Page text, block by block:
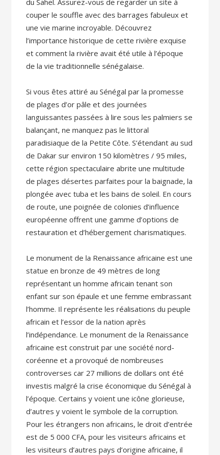
du Sahel. Assurez-vous de regarder un site à
couper le souffle avec des barrages fabuleux et
une vie marine incroyable. Découvrez
l’importance historique de cette rivière exquise
et comment la rivière avait été utile à l’époque
de la vie traditionnelle sénégalaise.
Si vous êtes attiré au Sénégal par la promesse
de plages d’or pâle et des journées
languissantes passées à lire sous les palmiers se
balançant, ne manquez pas le littoral
paradisiaque de la Petite Côte. S’étendant au sud
de Dakar sur environ 150 kilomètres / 95 miles,
cette région spectaculaire abrite une multitude
de plages désertes parfaites pour la baignade, la
plongée avec tuba et les bains de soleil. En cours
de route, une poignée de colonies d’influence
européenne offrent une gamme d’options de
restauration et d’hébergement charismatiques.
Le monument de la Renaissance africaine est une
statue en bronze de 49 mètres de long
représentant un homme africain tenant son
enfant sur son épaule et une femme embrassant
l’homme. Il représente les réalisations du peuple
africain et l’essor de la nation après
l’indépendance. Le monument de la Renaissance
africaine est construit par une société nord-
coréenne et a provoqué de nombreuses
controverses car 27 millions de dollars ont été
investis malgré la crise économique du Sénégal à
l’époque. Certains y voient une icône glorieuse,
d’autres y voient le symbole de la corruption.
Pour les étrangers non africains, le droit d’entrée
est de 5 000 CFA, pour les visiteurs africains et
les visiteurs d’autres pays d’origine africaine, il